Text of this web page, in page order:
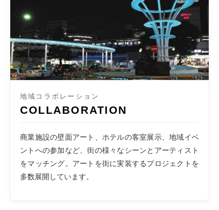
地域コラボレーション
COLLABORATION
商業施設の壁面アート、ホテルの客室展示、地域イベ
ントへの参加など、街の様々なシーンとアーティスト
をマッチング。アートを街に実装するプロジェクトを
多数展開しています。